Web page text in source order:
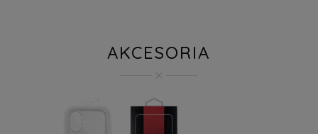
AKCESORIA